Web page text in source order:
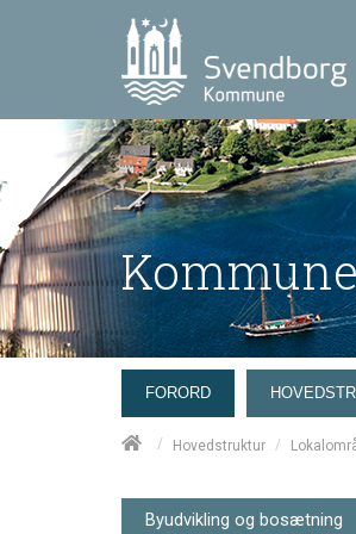
FORORD
/ Hovedstruktur /
Byudvikling og bosætning